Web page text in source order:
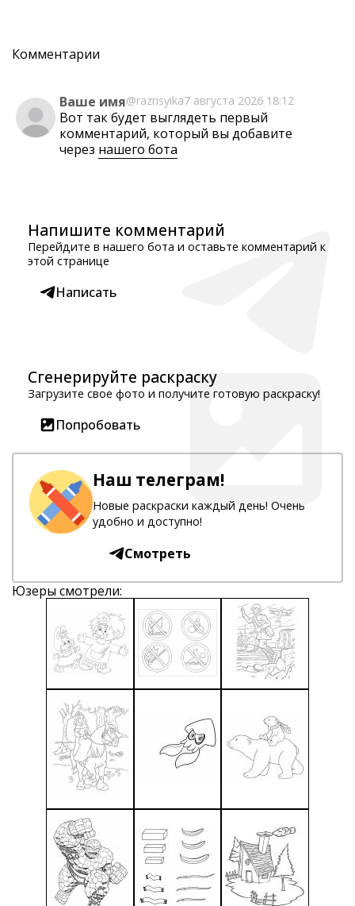
Комментарии
Ваше имя@razrisyika7 августа 2026 18:12
Вот так будет выглядеть первый
комментарий, который вы добавите
через нашего бота
Напишите комментарий
Перейдите в нашего бота и оставьте комментарий к
этой странице
Написать
Сгенерируйте раскраску
Загрузите свое фото и получите готовую раскраску!
Попробовать
Наш телеграм!
Новые раскраски каждый день! Очень
удобно и доступно!
Смотреть
Юзеры смотрели: